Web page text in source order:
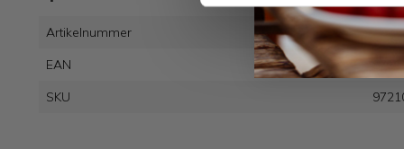
Artikelnummer
EAN
SKU